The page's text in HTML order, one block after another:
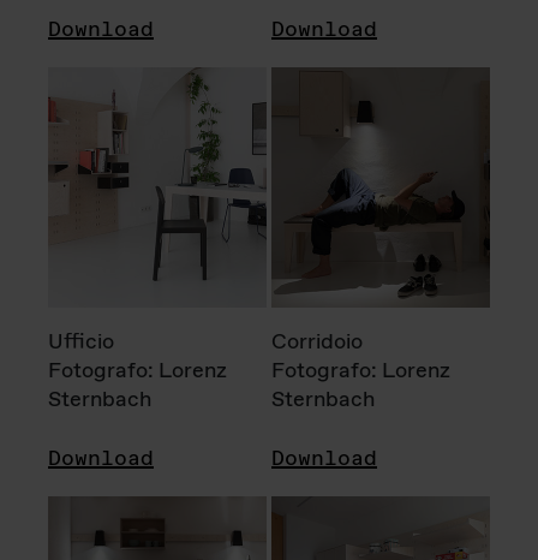
Download Download
Ufficio
Fotografo: Lorenz
Sternbach
Download
Corridoio
Fotografo: Lorenz
Sternbach
Download